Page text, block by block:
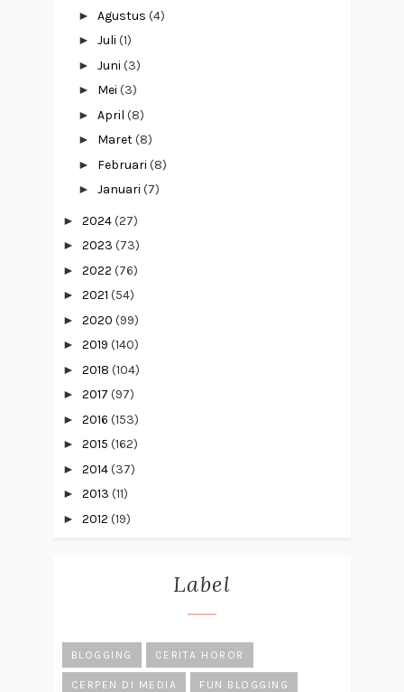
► Agustus (4)
► Juli (1)
► Juni (3)
► Mei (3)
► April (8)
► Maret(8)
► Februari (8)
► Januari (7)
► 2024(27)
► 2023 (73)
► 2022 (76)
► 2021 (54)
► 2020 (99)
► 2019 (140)
► 2018 (104)
► 2017 (97)
► 2016 (153)
► 2015 (162)
► 2014(37)
► 2013 (11)
► 2012 (19)
Label
BLOGGING CERITA HOROR
CERPEN DI MEDIA FUN BLOGGING